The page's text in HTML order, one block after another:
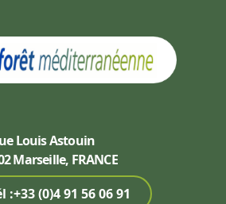
Louis Astouin
Marseille, FRANCE
:+33 (0)4 91 56 06 91